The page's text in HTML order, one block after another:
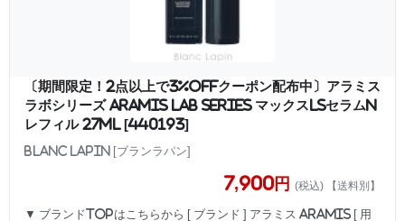
〔期間限定！2点以上で3%OFFクーポン配布中〕アラミス
ラボシリーズ ARAMIS LAB SERIES マックスLSセラムN
レフィル 27ml [440193]
BLANC LAPIN [ブランラパン]
7,900円 (税込) 【送料別】
▼ ブランドTOPはこちらから [ ブランド ] アラミス ARAMIS [ 用